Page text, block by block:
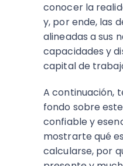
conocer la
y, por ende, las
alineadas a sus
capacidades y
capital de
A continuación,
fondo sobre
confiable y
mostrarte qué
calcularse, por